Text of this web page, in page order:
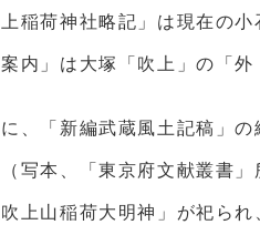
稲荷神社略記」は現在の
内」は大塚「吹上」の「外
、「新編武蔵風土記稿」
写本、「東京府文献叢書
上山稲荷大明神」が祀ら